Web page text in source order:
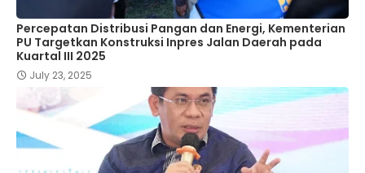
Percepatan Distribusi Pangan dan Energi, Kementerian
PU Targetkan Konstruksi Inpres Jalan Daerah pada
Kuartal III 2025
July 23, 2025